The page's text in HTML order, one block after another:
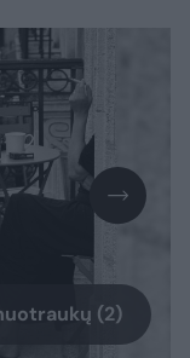
(2)